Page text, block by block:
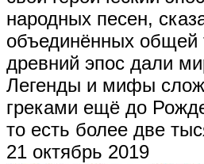
народных песен,
объединённых
древний эпос дали
Легенды и мифы
греками ещё до
то есть более две
21 октябрь 2019